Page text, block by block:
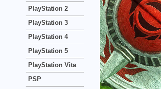
PlayStation 2
PlayStation 3
PlayStation 4
PlayStation 5
PlayStation Vita
PSP